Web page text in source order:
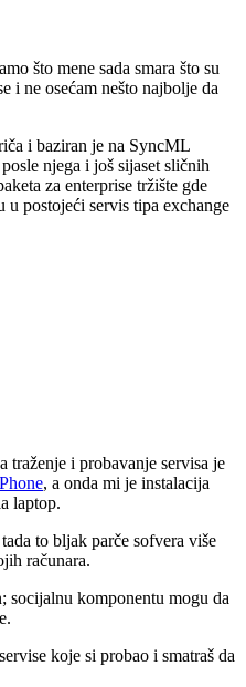
što mene sada smara što su
i ne osećam nešto najbolje da
i baziran je na SyncML
njega i još sijaset sličnih
za enterprise tržište gde
u postojeći servis tipa exchange
traženje i probavanje servisa je
, a onda mi je instalacija
laptop.
to bljak parče sofvera više
računara.
socijalnu komponentu mogu da
koje si probao i smatraš da